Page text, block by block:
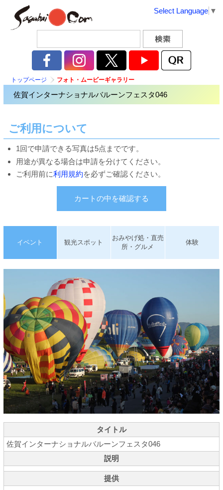
Select Language ▼
トップページ フォト・ムービーギャラリー
佐賀インターナショナルバルーンフェスタ046
ご利用について
1回で申請できる写真は5点までです。
用途が異なる場合は申請を分けてください。
ご利用前に利用規約を必ずご確認ください。
カートの中を確認する
イベント 観光スポット
おみやげ処・直売
所・グルメ
体験
タイトル
佐賀インターナショナルバルーンフェスタ046
説明
提供